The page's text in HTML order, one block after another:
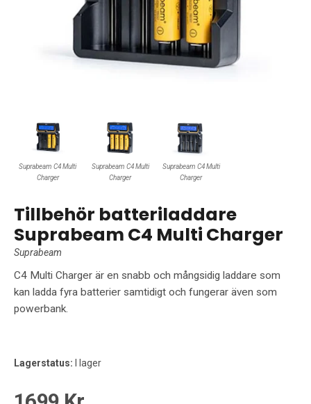
Suprabeam C4 Multi
Charger
Suprabeam C4 Multi
Charger
Suprabeam C4 Multi
Charger
Tillbehör batteriladdare
Suprabeam C4 Multi Charger
Suprabeam
C4 Multi Charger är en snabb och mångsidig laddare som
kan ladda fyra batterier samtidigt och fungerar även som
powerbank.
Lagerstatus: I lager